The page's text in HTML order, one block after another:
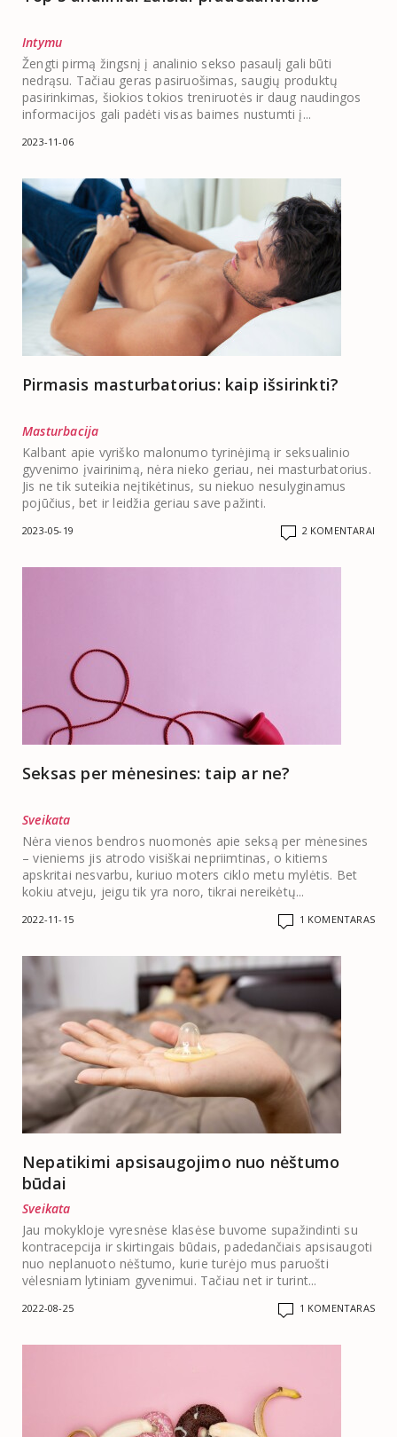
Intymu
Žengti pirmą žingsnį į analinio sekso pasaulį gali būti
nedrąsu. Tačiau geras pasiruošimas, saugių produktų
pasirinkimas, šiokios tokios treniruotės ir daug naudingos
informacijos gali padėti visas baimes nustumti į...
2023-11-06
Pirmasis masturbatorius: kaip išsirinkti?
Masturbacija
Kalbant apie vyriško malonumo tyrinėjimą ir seksualinio
gyvenimo įvairinimą, nėra nieko geriau, nei masturbatorius.
Jis ne tik suteikia neįtikėtinus, su niekuo nesulyginamus
pojūčius, bet ir leidžia geriau save pažinti.
2023-05-19 2 KOMENTARAI
Seksas per mėnesines: taip ar ne?
Sveikata
Nėra vienos bendros nuomonės apie seksą per mėnesines
– vieniems jis atrodo visiškai nepriimtinas, o kitiems
apskritai nesvarbu, kuriuo moters ciklo metu mylėtis. Bet
kokiu atveju, jeigu tik yra noro, tikrai nereikėtų...
2022-11-15 1 KOMENTARAS
Nepatikimi apsisaugojimo nuo nėštumo
būdai
Sveikata
Jau mokykloje vyresnėse klasėse buvome supažindinti su
kontracepcija ir skirtingais būdais, padedančiais apsisaugoti
nuo neplanuoto nėštumo, kurie turėjo mus paruošti
vėlesniam lytiniam gyvenimui. Tačiau net ir turint...
2022-08-25 1 KOMENTARAS